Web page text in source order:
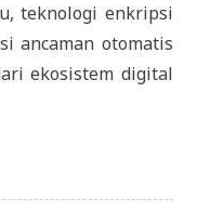
teknologi enkripsi
ancaman otomatis
ekosistem digital